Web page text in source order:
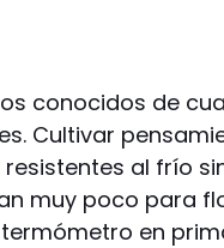
conocidos de
Cultivar
al frío
muy poco para
en